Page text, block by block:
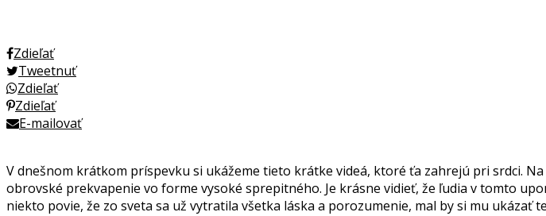
Zdieľať
Tweetnuť
Zdieľať
Zdieľať
E-mailovať
V dnešnom krátkom príspevku si ukážeme tieto krátke videá, ktoré ťa zahrejú pri srdci.
obrovské prekvapenie vo forme vysoké sprepitného. Je krásne vidieť, že ľudia v tomto
niekto povie, že zo sveta sa už vytratila všetka láska a porozumenie, mal by si mu ukázať